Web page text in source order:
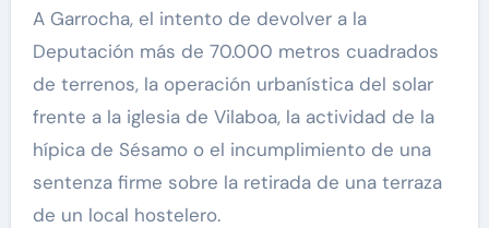
A Garrocha, el intento de devolver a la
Deputación más de 70.000 metros cuadrados
de terrenos, la operación urbanística del solar
frente a la iglesia de Vilaboa, la actividad de la
hípica de Sésamo o el incumplimiento de una
sentenza firme sobre la retirada de una terraza
de un local hostelero.